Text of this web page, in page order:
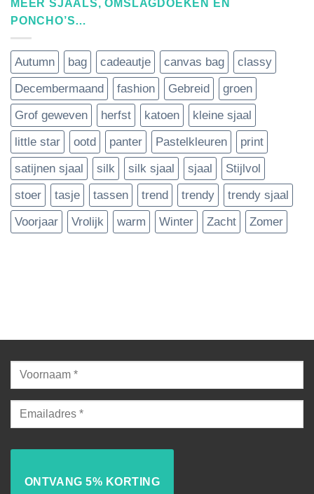
MEER SJAALS, OMSLAGDOEKEN EN
PONCHO’S…
Autumn bag cadeautje canvas bag
classy
Decembermaand
fashion Gebreid
groen
Grof geweven
herfst katoen
kleine sjaal
little star
ootd panter Pastelkleuren
print
satijnen sjaal
silk silk sjaal sjaal
Stijlvol
stoer
tasje tassen trend trendy
trendy sjaal
Voorjaar
Vrolijk warm Winter Zacht Zomer